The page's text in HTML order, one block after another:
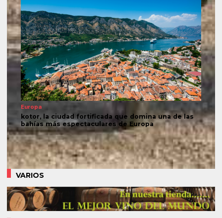
Europa
kotor, la ciudad fortificada que domina una de las
bahías más espectaculares de Europa
VARIOS